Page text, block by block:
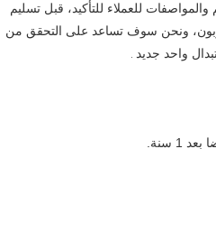
للعملاء للتأكيد، قبل تسليم
في مكان الزبون، ونحن سوف تساعد على التحقق من
واحد جديد .
1 سنة.